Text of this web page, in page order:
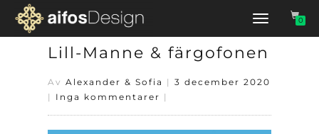
Slå
0
Lill-Manne & färgofonen
Av Alexander & Sofia |3 december 2020
| Inga kommentarer |